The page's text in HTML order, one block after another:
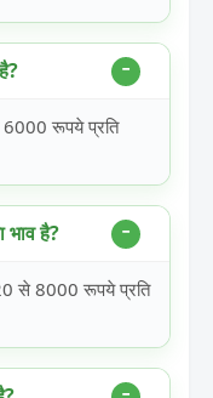
रूपये प्रति
है?
से 8000 रूपये प्रति